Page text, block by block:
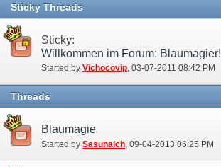
Sticky Threads
Sticky:
Willkommen im Forum: Blaumagier!
Started by Vichocovip‎, 03-07-2011 08:42 PM
Threads
Blaumagie
Started by Sasunaich ‎, 09-04-2013 06:25 PM